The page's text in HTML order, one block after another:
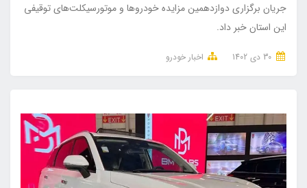
جریان برگزاری دوازدهمین مزایده خودرو‌ها و موتورسیکلت‌های توقیفی
این استان خبر داد.
اخبار خودرو